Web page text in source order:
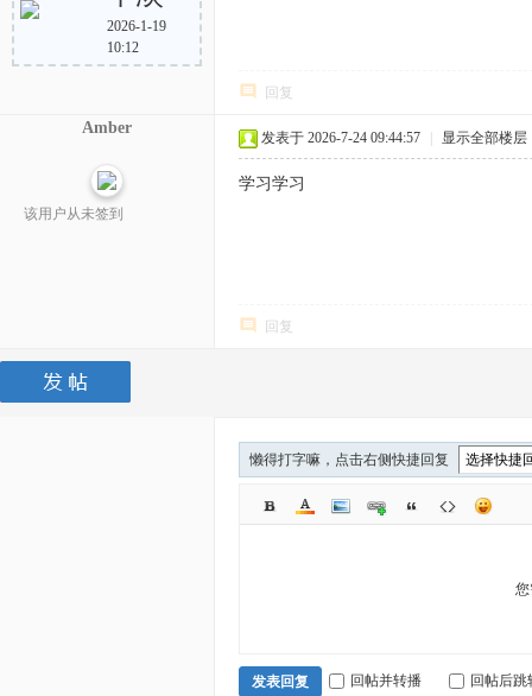
2026-1-19
10:12
回复
Amber
该用户从未签到
发表于 2026-7-24 09:44:57 显示全部楼层
学习学习
回复
懒得打字嘛，点击右侧快捷回复
发表回复 回帖并转播 回帖后跳